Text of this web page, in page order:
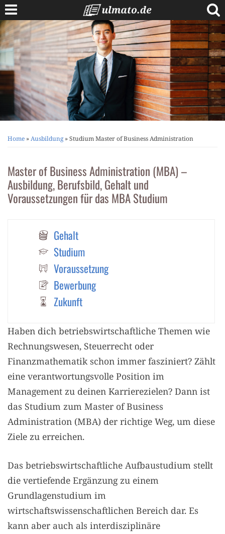
to
content
Berufe A bis Z
Anschreiben
Lebenslauf
Bewerbungstipps
Vorstellungsgespräch
Home »Ausbildung»Studium Master of Business Administration
Master of Business Administration (MBA) –
Ausbildung, Berufsbild, Gehalt und
Voraussetzungen für das MBA Studium
Gehalt
Studium
Voraussetzung
Bewerbung
Zukunft
Haben dich betriebswirtschaftliche Themen wie
Rechnungswesen, Steuerrecht oder
Finanzmathematik schon immer fasziniert? Zählt
eine verantwortungsvolle Position im
Management zu deinen Karrierezielen? Dann ist
das Studium zum Master of Business
Administration (MBA) der richtige Weg, um diese
Ziele zu erreichen.
Das betriebswirtschaftliche Aufbaustudium stellt
die vertiefende Ergänzung zu einem
Grundlagenstudium im
wirtschaftswissenschaftlichen Bereich dar. Es
kann aber auch als interdisziplinäre